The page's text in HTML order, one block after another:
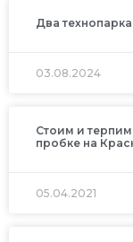
Два
03.08.2024
Стоим и
пробке на
05.04.2021